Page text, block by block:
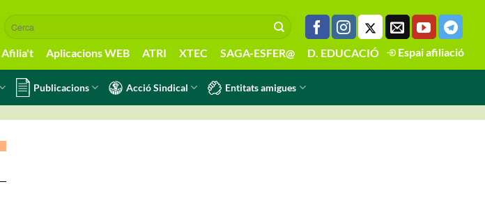
Afilia't Aplicacions WEB ATRI XTEC SAGA-ESFER@ D. EDUCACIÓ Espai afiliació
Publicacions Acció Sindical Entitats amigues